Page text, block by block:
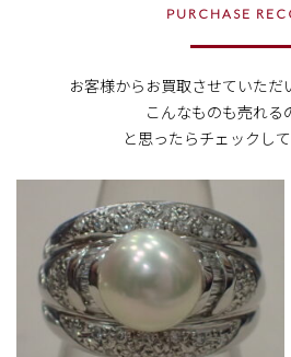
PURCHASE
お客様からお買取させていただ
こんなものも売れる
と思ったらチェックして